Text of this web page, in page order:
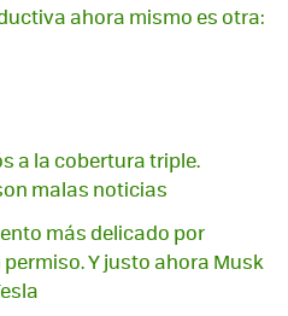
ahora mismo es otra:
a la cobertura triple.
malas noticias
más delicado por
Y justo ahora Musk